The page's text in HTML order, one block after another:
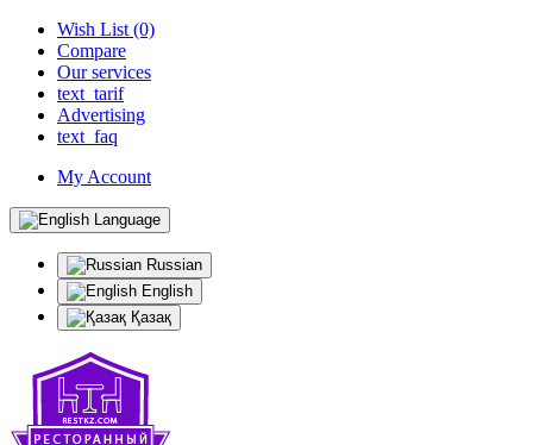
Wish List (0)
Compare
Our services
text_tarif
Advertising
text_faq
My Account
Language
Russian
English
Қазақ